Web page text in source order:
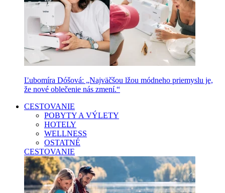
Ľubomíra Dóšová: „Najväčšou lžou módneho priemyslu je,
že nové oblečenie nás zmení.“
CESTOVANIE
POBYTY A VÝLETY
HOTELY
WELLNESS
OSTATNÉ
CESTOVANIE